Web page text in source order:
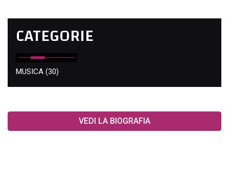
CATEGORIE
MUSICA (30)
VEDI LA BIOGRAFIA